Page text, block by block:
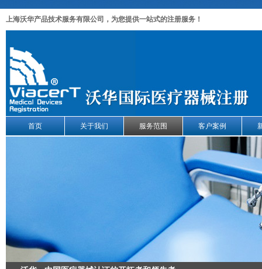
上海沃华产品技术服务有限公司，为您提供一站式的注册服务！
首页 关于我们 服务范围 客户案例